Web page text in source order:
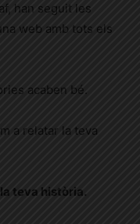
han seguit les
web amb tots els
acaben bé.
a relatar la teva
teva història.